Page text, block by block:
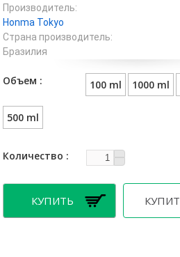
Производитель:
Honma Tokyo
Страна производитель:
Бразилия
Объем 100 ml 1000 ml
500 ml
Количество